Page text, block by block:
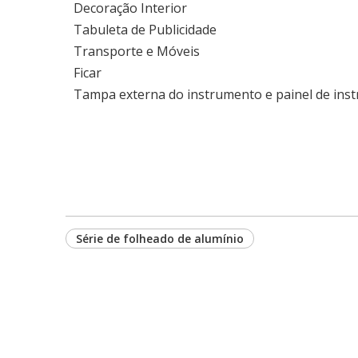
Decoração Interior
Tabuleta de Publicidade
Transporte e Móveis
Ficar
Tampa externa do instrumento e painel de
Série de folheado de alumínio